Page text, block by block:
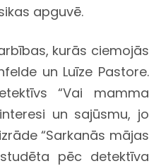
apguvē.
kurās ciemojās
un Luīze Pastore.
“Vai mamma
un sajūsmu, jo
“Sarkanās mājas
pēc detektīva